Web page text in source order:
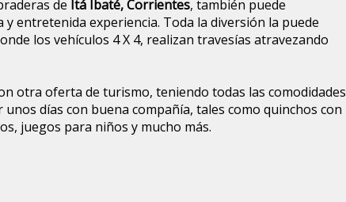
de Itá Ibaté, Corrientes, también puede
entretenida experiencia. Toda la diversión la puede
los vehículos 4 X 4, realizan travesías atravezando
otra oferta de turismo, teniendo todas las comodidades
días con buena compañía, tales como quinchos con
juegos para niños y mucho más.